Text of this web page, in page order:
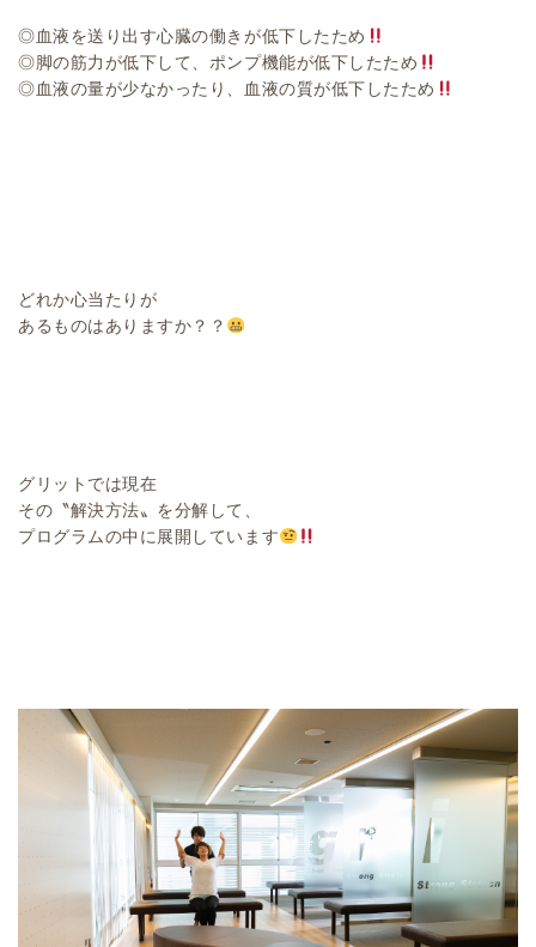
◎血液を送り出す心臓の働きが低下したため
◎脚の筋力が低下して、ポンプ機能が低下したため
◎血液の量が少なかったり、血液の質が低下したため
どれか心当たりが
あるものはありますか？？
グリットでは現在
その〝解決方法〟を分解して、
プログラムの中に展開しています